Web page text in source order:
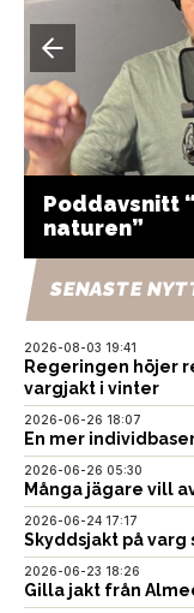
Poddavsnitt
naturen”
SENASTE
2026-08-03 19:41
Regeringen höjer
vargjakt i vinter
2026-06-26 18:07
En mer
2026-06-26 05:30
Många jägare vill
2026-06-24 17:17
Skyddsjakt på varg
2026-06-23 18:26
Gilla jakt från